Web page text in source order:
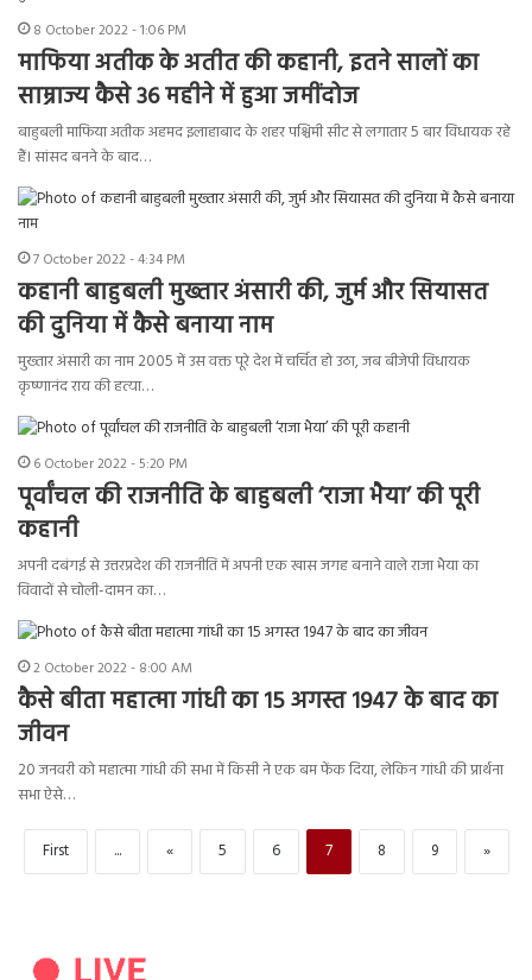
8 October 2022 - 1:06 PM
माफिया अतीक के अतीत की कहानी, इतने सालों का
साम्राज्य कैसे 36 महीने में हुआ जमींदोज
बाहुबली माफिया अतीक अहमद इलाहाबाद के शहर पश्चिमी सीट से लगातार 5 बार विधायक रहे
हैं। सांसद बनने के बाद…
7 October 2022 - 4:34 PM
कहानी बाहुबली मुख्तार अंसारी की, जुर्म और सियासत
की दुनिया में कैसे बनाया नाम
मुख्तार अंसारी का नाम 2005 में उस वक्त पूरे देश में चर्चित हो उठा, जब बीजेपी विधायक
कृष्णानंद राय की हत्या…
6 October 2022 - 5:20 PM
पूर्वांचल की राजनीति के बाहुबली ‘राजा भैया’ की पूरी
कहानी
अपनी दबंगई से उत्तरप्रदेश की राजनीति में अपनी एक खास जगह बनाने वाले राजा भैया का
विवादों से चोली-दामन का…
2 October 2022 - 8:00 AM
कैसे बीता महात्मा गांधी का 15 अगस्त 1947 के बाद का
जीवन
20 जनवरी को महात्मा गांधी की सभा में किसी ने एक बम फेंक दिया, लेकिन गांधी की प्रार्थना
सभा ऐसे…
First ... « 5 6 7 8 9 »